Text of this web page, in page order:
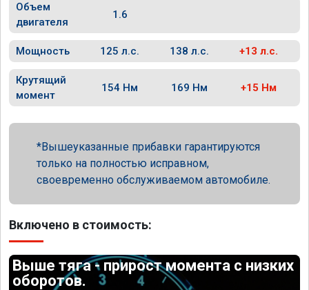
Объем
двигателя
1.6
Мощность 125 л.с. 138 л.с. +13 л.с.
Крутящий
момент
154 Нм 169 Нм +15 Нм
Вышеуказанные прибавки гарантируются
только на полностью исправном,
своевременно обслуживаемом автомобиле.
Включено в стоимость:
Выше тяга - прирост момента с низких
оборотов.